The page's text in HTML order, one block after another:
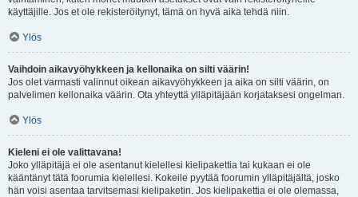
käyttäjille. Jos et ole rekisteröitynyt, tämä on hyvä aika tehdä niin.
Ylös
Vaihdoin aikavyöhykkeen ja kellonaika on silti väärin!
Jos olet varmasti valinnut oikean aikavyöhykkeen ja aika on silti väärin, on
palvelimen kellonaika väärin. Ota yhteyttä ylläpitäjään korjataksesi ongelman.
Ylös
Kieleni ei ole valittavana!
Joko ylläpitäjä ei ole asentanut kielellesi kielipakettia tai kukaan ei ole
kääntänyt tätä foorumia kielellesi. Kokeile pyytää foorumin ylläpitäjältä, josko
hän voisi asentaa tarvitsemasi kielipaketin. Jos kielipakettia ei ole olemassa,